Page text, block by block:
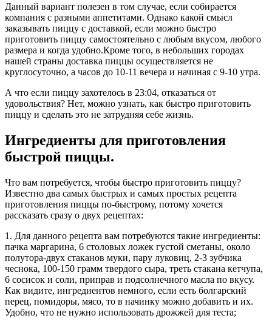
Данный вариант полезен в том случае, если собирается
компания с разными аппетитами. Однако какой смысл
заказывать пиццу с доставкой, если можно быстро
приготовить пиццу самостоятельно с любым вкусом, любого
размера и когда удобно.Кроме того, в небольших городах
нашей страны доставка пиццы осуществляется не
круглосуточно, а часов до 10-11 вечера и начиная с 9-10 утра.
А что если пиццу захотелось в 23:04, отказаться от
удовольствия? Нет, можно узнать, как быстро приготовить
пиццу и сделать это не затрудняя себе жизнь.
Ингредиенты для приготовления
быстрой пиццы.
Что вам потребуется, чтобы быстро приготовить пиццу?
Известно два самых быстрых и самых простых рецепта
приготовления пиццы по-быстрому, потому хочется
рассказать сразу о двух рецептах:
1. Для данного рецепта вам потребуются такие ингредиенты:
пачка маргарина, 6 столовых ложек густой сметаны, около
полутора-двух стаканов муки, пару луковиц, 2-3 зубчика
чеснока, 100-150 грамм твердого сыра, треть стакана кетчупа,
6 сосисок и соли, приправ и подсолнечного масла по вкусу.
Как видите, ингредиентов немного, если есть болгарский
перец, помидоры, мясо, то в начинку можно добавить и их.
Удобно, что не нужно использовать дрожжей для теста;